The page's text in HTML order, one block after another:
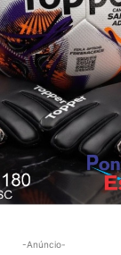
-Anúncio-